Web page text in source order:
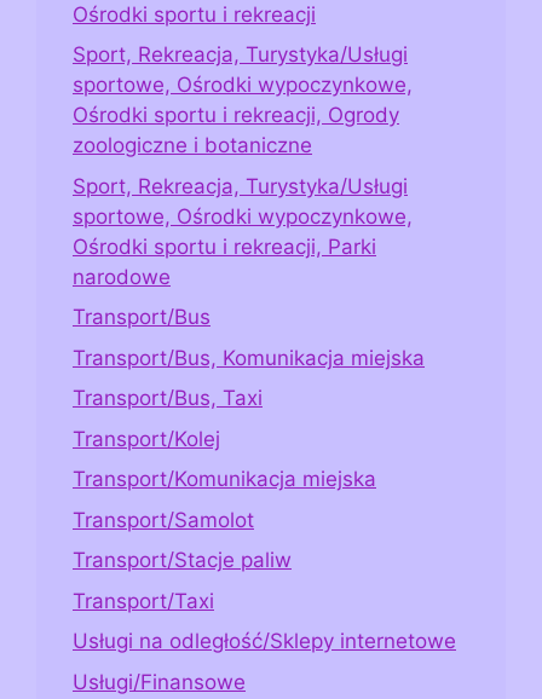
Ośrodki sportu i rekreacji
Sport, Rekreacja, Turystyka/Usługi
sportowe, Ośrodki wypoczynkowe,
Ośrodki sportu i rekreacji, Ogrody
zoologiczne i botaniczne
Sport, Rekreacja, Turystyka/Usługi
sportowe, Ośrodki wypoczynkowe,
Ośrodki sportu i rekreacji, Parki
narodowe
Transport/Bus
Transport/Bus, Komunikacja miejska
Transport/Bus, Taxi
Transport/Kolej
Transport/Komunikacja miejska
Transport/Samolot
Transport/Stacje paliw
Transport/Taxi
Usługi na odległość/Sklepy internetowe
Usługi/Finansowe